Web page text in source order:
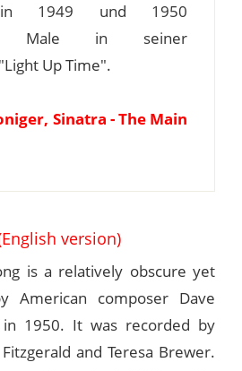
1949 und 1950
Male in seiner
Up Time".
Sinatra - The Main
version)
is a relatively obscure yet
American composer Dave
in 1950. It was recorded by
and Teresa Brewer.